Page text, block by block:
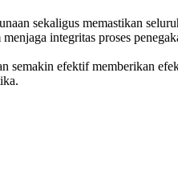
sekaligus memastikan
integritas proses
efektif memberikan